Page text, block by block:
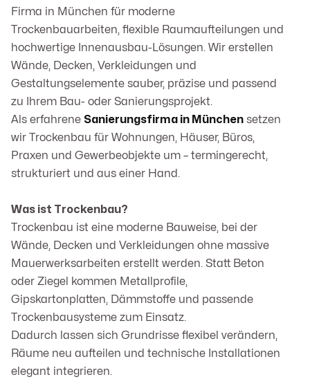
Firma in München für moderne
Trockenbauarbeiten, flexible Raumaufteilungen und
hochwertige Innenausbau-Lösungen. Wir erstellen
Wände, Decken, Verkleidungen und
Gestaltungselemente sauber, präzise und passend
zu Ihrem Bau- oder Sanierungsprojekt.
Als erfahrene Sanierungsfirma in München setzen
wir Trockenbau für Wohnungen, Häuser, Büros,
Praxen und Gewerbeobjekte um – termingerecht,
strukturiert und aus einer Hand.
Was ist Trockenbau?
Trockenbau ist eine moderne Bauweise, bei der
Wände, Decken und Verkleidungen ohne massive
Mauerwerksarbeiten erstellt werden. Statt Beton
oder Ziegel kommen Metallprofile,
Gipskartonplatten, Dämmstoffe und passende
Trockenbausysteme zum Einsatz.
Dadurch lassen sich Grundrisse flexibel verändern,
Räume neu aufteilen und technische Installationen
elegant integrieren.